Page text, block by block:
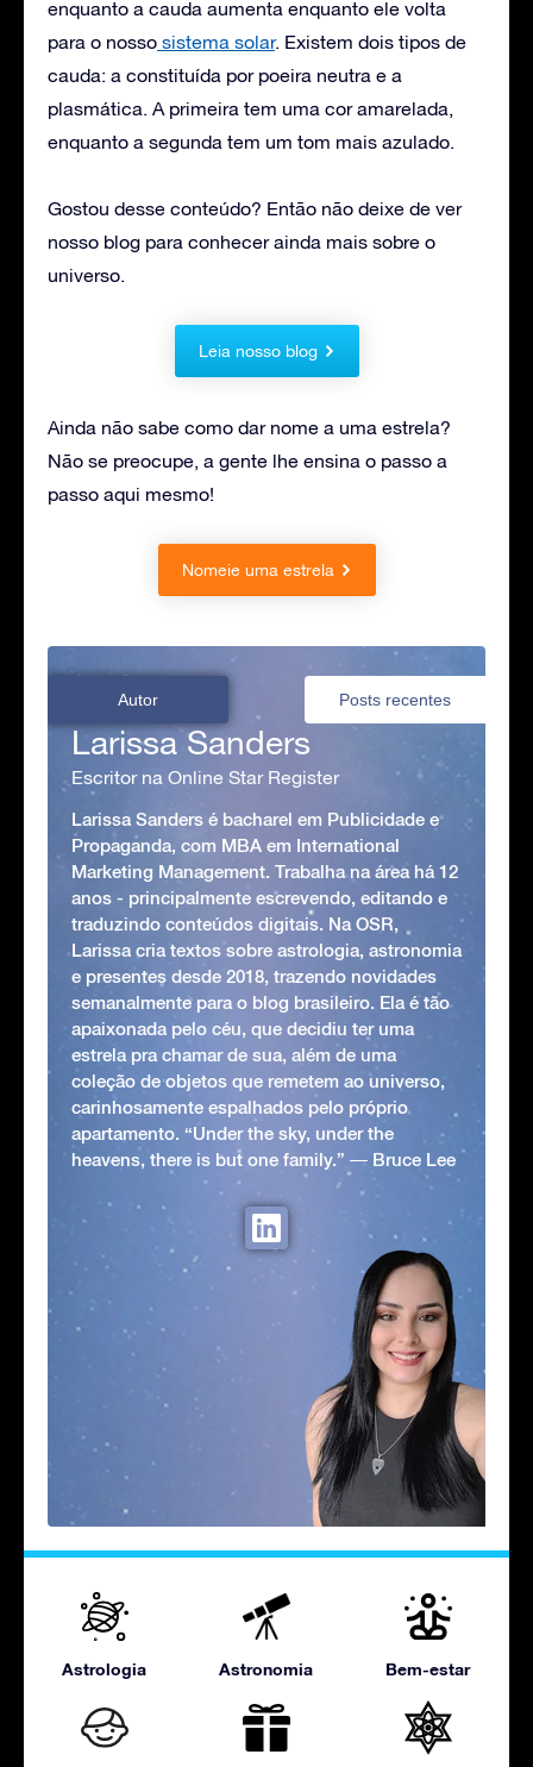
enquanto a cauda aumenta enquanto ele volta
para o nosso sistema solar. Existem dois tipos de
cauda: a constituída por poeira neutra e a
plasmática. A primeira tem uma cor amarelada,
enquanto a segunda tem um tom mais azulado.
Gostou desse conteúdo? Então não deixe de ver
nosso blog para conhecer ainda mais sobre o
universo.
Leia nosso blog
Ainda não sabe como dar nome a uma estrela?
Não se preocupe, a gente lhe ensina o passo a
passo aqui mesmo!
Nomeie uma estrela
Autor Posts recentes
Larissa Sanders
Escritor na Online Star Register
Larissa Sanders é bacharel em Publicidade e
Propaganda, com MBA em International
Marketing Management. Trabalha na área há 12
anos - principalmente escrevendo, editando e
traduzindo conteúdos digitais. Na OSR,
Larissa cria textos sobre astrologia, astronomia
e presentes desde 2018, trazendo novidades
semanalmente para o blog brasileiro. Ela é tão
apaixonada pelo céu, que decidiu ter uma
estrela pra chamar de sua, além de uma
coleção de objetos que remetem ao universo,
carinhosamente espalhados pelo próprio
apartamento. “Under the sky, under the
heavens, there is but one family.” ― Bruce Lee
Astrologia Astronomia Bem-estar